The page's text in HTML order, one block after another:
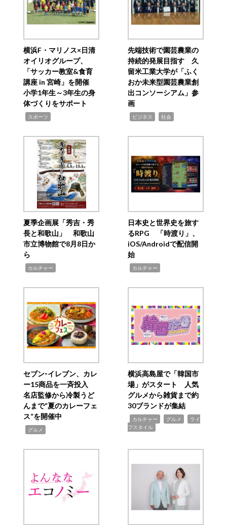
横浜F・マリノス×日清
オイリオグループ、
「サッカー教室&食育
講座 in 宮崎」を開催
小学1年生～3年生の身
体づくりをサポート
スポーツ
先端技術で園芸農業の
持続的発展目指す 久
留米工業大学が「ふく
おか未来型園芸農業創
出コンソーシアム」参
画
ビジネス 社会
夏季企画展「秀吉・秀
長と和歌山」 和歌山
市立博物館で8月8日か
ら
カルチャー
日本史と世界史を旅す
るRPG 「時渡り」、
iOS/Androidで配信開
始
カルチャー
セブン‐イレブン、カレ
ー15商品を一斉投入
名店監修から冷製うど
んまで“夏のカレーフェ
ス”を開催中
グルメ
横浜高島屋で「韓国市
場」がスタート 人気
グルメから雑貨まで約
30ブランドが集結
カルチャー グルメ
ライ
フスタイル